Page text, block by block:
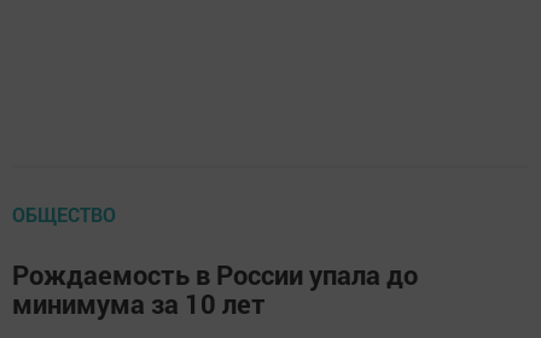
ОБЩЕСТВО
Рождаемость в России упала до
минимума за 10 лет